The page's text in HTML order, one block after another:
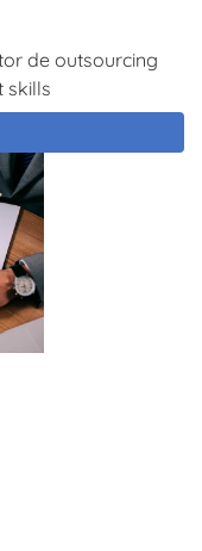
de outsourcing
skills